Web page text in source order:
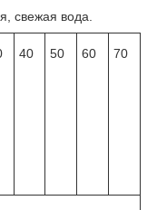
свежая вода.
40 50 60 70